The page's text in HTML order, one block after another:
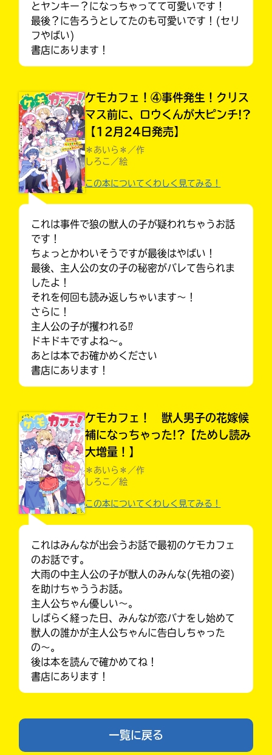
キミノラジオ配信中！
いろんな動画が
見られる
とヤンキー？になっちゃってて可愛いです！
最後？に告ろうとしてたのも可愛いです！(セリ
フやばい)
書店にあります！
ケモカフェ！④事件発生！クリス
マス前に、ロウくんが大ピンチ!?
【12月24日発売】
＊あいら＊／作
しろこ／絵
この本についてくわしく見てみる！
これは事件で狼の獣人の子が疑われちゃうお話
です！
ちょっとかわいそうですが最後はやばい！
最後、主人公の女の子の秘密がバレて告られま
したよ！
それを何回も読み返しちゃいます〜！
さらに！
主人公の子が攫われる⁉︎
ドキドキですよね〜。
あとは本でお確かめください
書店にあります！
ケモカフェ！ 獣人男子の花嫁候
補になっちゃった!?【ためし読み
大増量！】
＊あいら＊／作
しろこ／絵
この本についてくわしく見てみる！
これはみんなが出会うお話で最初のケモカフェ
のお話です。
大雨の中主人公の子が獣人のみんな(先祖の姿)
を助けちゃううお話。
主人公ちゃん優しい〜。
しばらく経った日、みんなが恋バナをし始めて
獣人の誰かが主人公ちゃんに告白しちゃった
の〜。
後は本を読んで確かめてね！
書店にあります！
一覧に戻る
い
え
に
あ
で、
う
認
し
み
ね
戻
る